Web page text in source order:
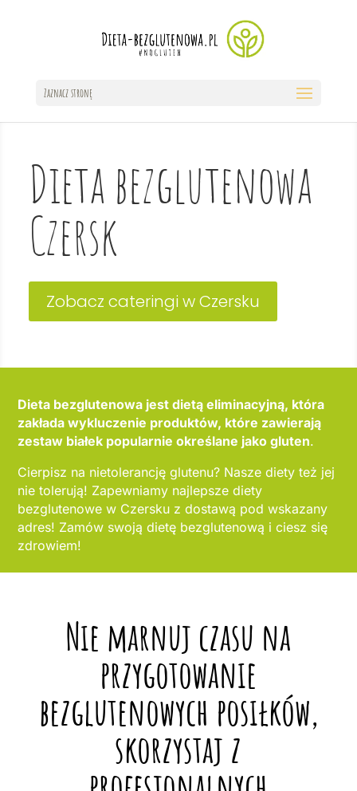
Zaznacz stronę
Dieta bezglutenowa
Czersk
Zobacz cateringi w Czersku
Dieta bezglutenowa jest dietą eliminacyjną, która
zakłada wykluczenie produktów, które zawierają
zestaw białek popularnie określane jako gluten.
Cierpisz na nietolerancję glutenu? Nasze diety też jej
nie tolerują! Zapewniamy najlepsze diety
bezglutenowe w Czersku z dostawą pod wskazany
adres! Zamów swoją dietę bezglutenową i ciesz się
zdrowiem!
Nie marnuj czasu na
przygotowanie
bezglutenowych posiłków,
skorzystaj z